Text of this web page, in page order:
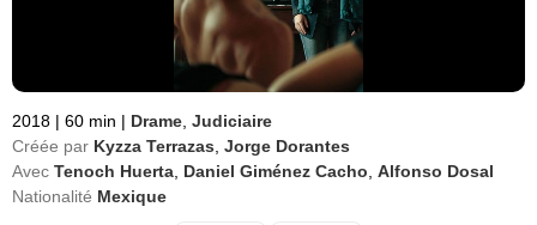
2018 | 60 min | Drame Judiciaire
Créée par Kyzza Terrazas Jorge Dorantes
Avec Tenoch Huerta Daniel Giménez Cacho Alfonso Dosal
Nationalité Mexique